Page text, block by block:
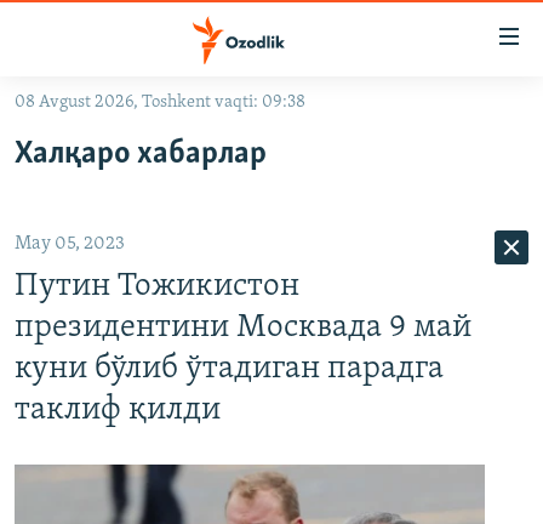
Асосий
навигацияга
Қидиришга
ўтинг
OZODVIDEO
На русском
ИЖТИМОИЙ ТАРМОҚЛАР
Озодлик бошқа тилларда
08 Avgust 2026, Toshkent vaqti: 09:38
Халқаро хабарлар
May 05, 2023
Путин Тожикистон
президентини Москвада 9 май
куни бўлиб ўтадиган парадга
таклиф қилди